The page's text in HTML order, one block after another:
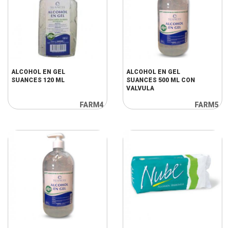
ALCOHOL EN GEL
SUANCES 120 ML
FARM4
ALCOHOL EN GEL
SUANCES 500 ML CON
VALVULA
FARM5